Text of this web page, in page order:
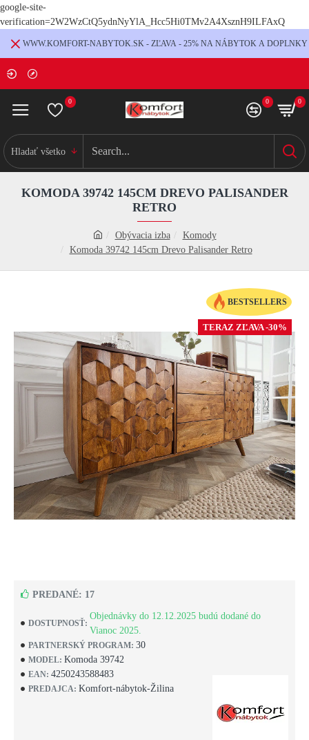
google-site-
verification=2W2WzCtQ5ydnNyYlA_Hcc5Hi0TMv2A4XsznH9ILFAxQ
WWW.KOMFORT-NABYTOK.SK - ZĽAVA - 25% NA NÁBYTOK A DOPLNKY
0 0 0
Hladať všetko
Obývacia izba
Komody
Komoda 39742 145cm Drevo Palisander Retro
KOMODA 39742 145CM DREVO PALISANDER
RETRO
BESTSELLERS
TERAZ ZĽAVA -30%
DOSTUPNOSŤ:
Objednávky do 12.12.2025 budú dodané do
Vianoc 2025.
PARTNERSKÝ PROGRAM: 30
MODEL: Komoda 39742
EAN: 4250243588483
PREDAJCA: Komfort-nábytok-Žilina
PREDANÉ: 17